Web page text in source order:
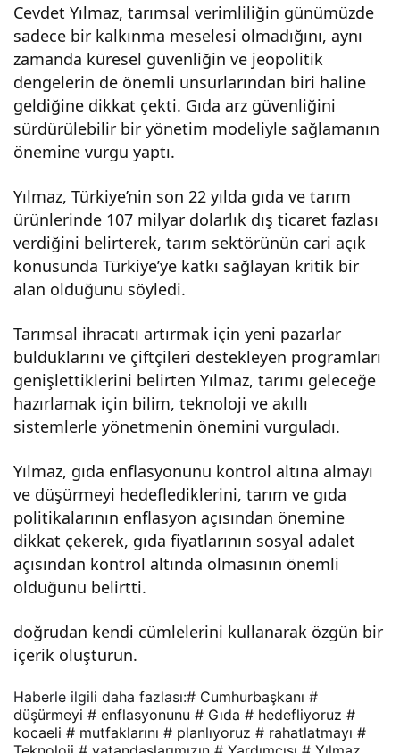
Cevdet Yılmaz, tarımsal verimliliğin günümüzde
sadece bir kalkınma meselesi olmadığını, aynı
zamanda küresel güvenliğin ve jeopolitik
dengelerin de önemli unsurlarından biri haline
geldiğine dikkat çekti. Gıda arz güvenliğini
sürdürülebilir bir yönetim modeliyle sağlamanın
önemine vurgu yaptı.
Yılmaz, Türkiye’nin son 22 yılda gıda ve tarım
ürünlerinde 107 milyar dolarlık dış ticaret fazlası
verdiğini belirterek, tarım sektörünün cari açık
konusunda Türkiye’ye katkı sağlayan kritik bir
alan olduğunu söyledi.
Tarımsal ihracatı artırmak için yeni pazarlar
bulduklarını ve çiftçileri destekleyen programları
genişlettiklerini belirten Yılmaz, tarımı geleceğe
hazırlamak için bilim, teknoloji ve akıllı
sistemlerle yönetmenin önemini vurguladı.
Yılmaz, gıda enflasyonunu kontrol altına almayı
ve düşürmeyi hedeflediklerini, tarım ve gıda
politikalarının enflasyon açısından önemine
dikkat çekerek, gıda fiyatlarının sosyal adalet
açısından kontrol altında olmasının önemli
olduğunu belirtti.
doğrudan kendi cümlelerini kullanarak özgün bir
içerik oluşturun.
vata
nda
şları
n
mut
arını
raha
may
ı
lıyor
uz!
Haberle ilgili daha fazlası:# Cumhurbaşkanı #
düşürmeyi # enflasyonunu # Gıda # hedefliyoruz #
kocaeli # mutfaklarını # planlıyoruz # rahatlatmayı #